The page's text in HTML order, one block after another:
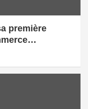
première
les